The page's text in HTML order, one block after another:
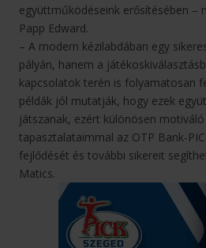
együttműködéseink erősítésében –
Papp Edward.
– A modern kézilabdában egy
pályán, hanem a
kapcsolatok terén is folyamatosan
példák jól mutatják, hogy ezek
játszanak, ezért különösen
tapasztalataimmal az OTP Bank-
fejlődését és további sikereit
Matics.